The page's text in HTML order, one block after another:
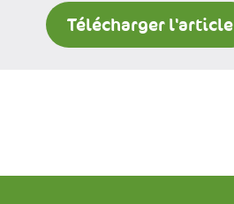
Télécharger l'article